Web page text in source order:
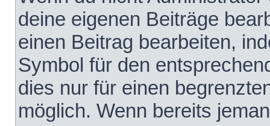
deine eigenen Beiträge
einen Beitrag bearbeiten,
Symbol für den
dies nur für einen
möglich. Wenn bereits